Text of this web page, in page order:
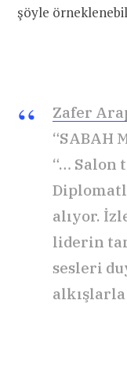
şöyle
Zafer
“SABAH
“… Salon
alıyor.
liderin
sesleri